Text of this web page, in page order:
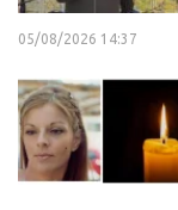
05/08/2026 14:37